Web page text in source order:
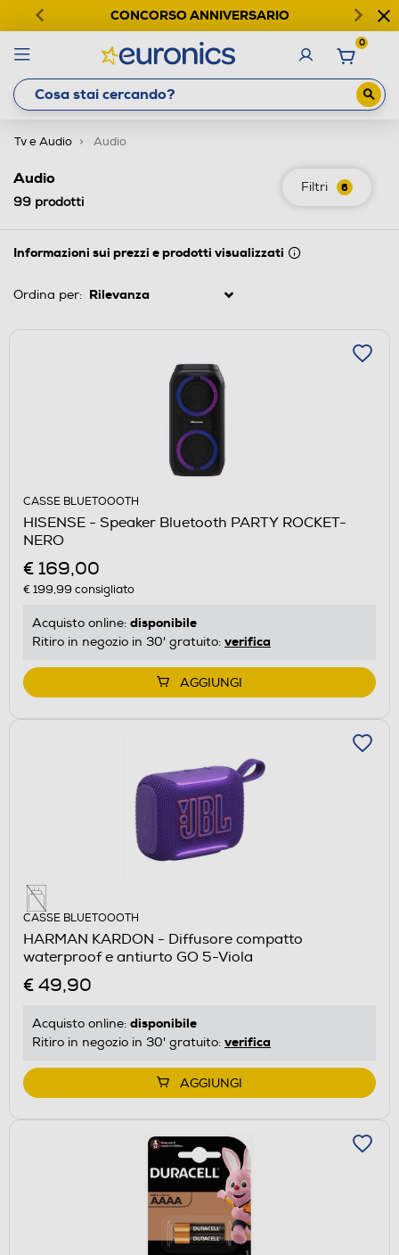
CONCORSO ANNIVERSARIO
0
Tv e Audio Audio
Filtri 6
Audio
99 prodotti
Informazioni sui prezzi e prodotti visualizzati
Ordina per:
CASSE BLUETOOOTH
HISENSE - Speaker Bluetooth PARTY ROCKET-
NERO
€ 169,00
€ 199,99 consigliato
Acquisto online: disponibile
Ritiro in negozio in 30' gratuito: verifica
AGGIUNGI
CASSE BLUETOOOTH
HARMAN KARDON - Diffusore compatto
waterproof e antiurto GO 5-Viola
€ 49,90
Acquisto online: disponibile
Ritiro in negozio in 30' gratuito: verifica
AGGIUNGI